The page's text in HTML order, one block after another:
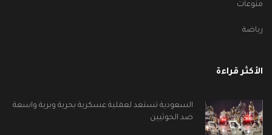
منوعات
رياضة
الأكثر قراءة
السعودية تستعد لعملية عسكرية بحرية وبرية واسعة
ضد الحوثيين